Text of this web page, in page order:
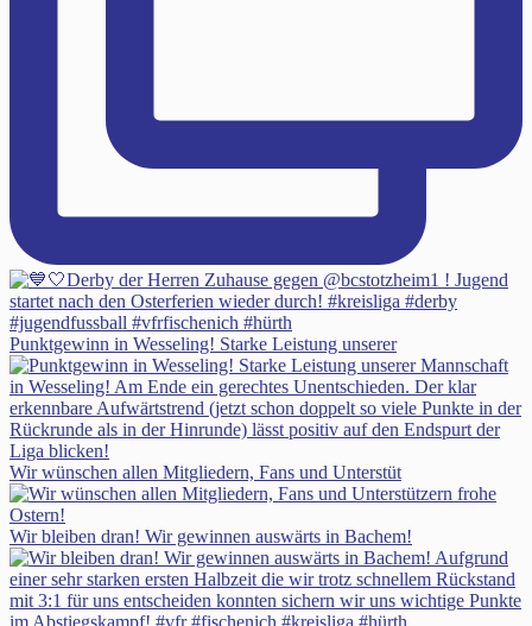
Punktgewinn in Wesseling! Starke Leistung unserer
Wir wünschen allen Mitgliedern, Fans und Unterstüt
Wir bleiben dran! Wir gewinnen auswärts in Bachem!